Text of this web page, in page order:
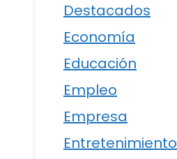
Destacados
Economía
Educación
Empleo
Empresa
Entretenimiento